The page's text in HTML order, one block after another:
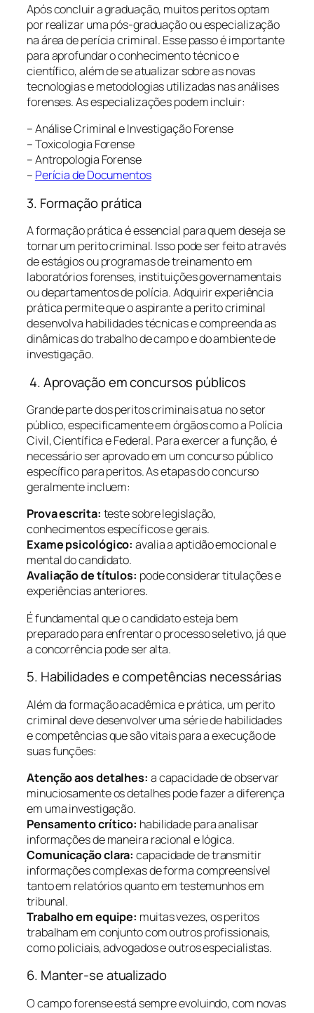
Após concluir a graduação, muitos peritos optam
por realizar uma pós-graduação ou especialização
na área de perícia criminal. Esse passo é importante
para aprofundar o conhecimento técnico e
científico, além de se atualizar sobre as novas
tecnologias e metodologias utilizadas nas análises
forenses. As especializações podem incluir:
– Análise Criminal e Investigação Forense
– Toxicologia Forense
– Antropologia Forense
– Perícia de Documentos
3. Formação prática
A formação prática é essencial para quem deseja se
tornar um perito criminal. Isso pode ser feito através
de estágios ou programas de treinamento em
laboratórios forenses, instituições governamentais
ou departamentos de polícia. Adquirir experiência
prática permite que o aspirante a perito criminal
desenvolva habilidades técnicas e compreenda as
dinâmicas do trabalho de campo e do ambiente de
investigação.
4. Aprovação em concursos públicos
Grande parte dos peritos criminais atua no setor
público, especificamente em órgãos como a Polícia
Civil, Científica e Federal. Para exercer a função, é
necessário ser aprovado em um concurso público
específico para peritos. As etapas do concurso
geralmente incluem:
Prova escrita: teste sobre legislação,
conhecimentos específicos e gerais.
Exame psicológico: avalia a aptidão emocional e
mental do candidato.
Avaliação de títulos: pode considerar titulações e
experiências anteriores.
É fundamental que o candidato esteja bem
preparado para enfrentar o processo seletivo, já que
a concorrência pode ser alta.
5. Habilidades e competências necessárias
Além da formação acadêmica e prática, um perito
criminal deve desenvolver uma série de habilidades
e competências que são vitais para a execução de
suas funções:
Atenção aos detalhes: a capacidade de observar
minuciosamente os detalhes pode fazer a diferença
em uma investigação.
Pensamento crítico: habilidade para analisar
informações de maneira racional e lógica.
Comunicação clara: capacidade de transmitir
informações complexas de forma compreensível
tanto em relatórios quanto em testemunhos em
tribunal.
Trabalho em equipe: muitas vezes, os peritos
trabalham em conjunto com outros profissionais,
como policiais, advogados e outros especialistas.
6. Manter-se atualizado
O campo forense está sempre evoluindo, com novas